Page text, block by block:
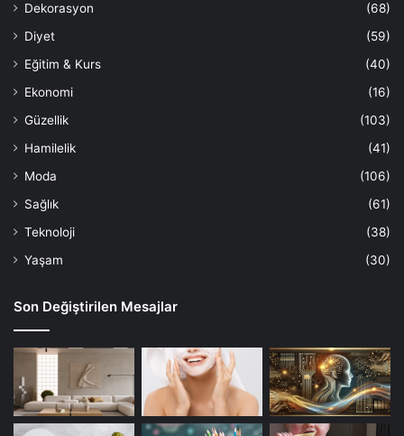
Dekorasyon
(68)
Diyet
(59)
Eğitim & Kurs
(40)
Ekonomi
(16)
Güzellik
(103)
Hamilelik
(41)
Moda
(106)
Sağlık
(61)
Teknoloji
(38)
Yaşam
(30)
Son Değiştirilen Mesajlar